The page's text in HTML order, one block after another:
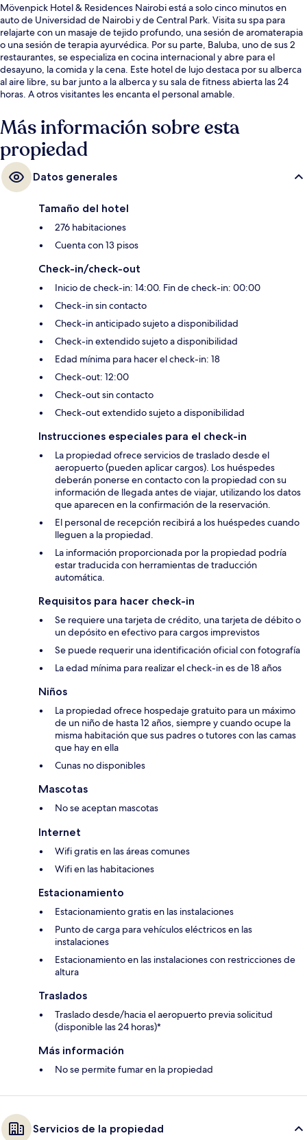
Mövenpick Hotel & Residences Nairobi está a solo cinco minutos en
auto de Universidad de Nairobi y de Central Park. Visita su spa para
relajarte con un masaje de tejido profundo, una sesión de aromaterapia
o una sesión de terapia ayurvédica. Por su parte, Baluba, uno de sus 2
restaurantes, se especializa en cocina internacional y abre para el
desayuno, la comida y la cena. Este hotel de lujo destaca por su alberca
al aire libre, su bar junto a la alberca y su sala de fitness abierta las 24
horas. A otros visitantes les encanta el personal amable.
Más información sobre esta
propiedad
Datos generales
Tamaño del hotel
276 habitaciones
Cuenta con 13 pisos
Check-in/check-out
Inicio de check-in: 14:00. Fin de check-in: 00:00
Check-in sin contacto
Check-in anticipado sujeto a disponibilidad
Check-in extendido sujeto a disponibilidad
Edad mínima para hacer el check-in: 18
Check-out: 12:00
Check-out sin contacto
Check-out extendido sujeto a disponibilidad
Instrucciones especiales para el check-in
La propiedad ofrece servicios de traslado desde el
aeropuerto (pueden aplicar cargos). Los huéspedes
deberán ponerse en contacto con la propiedad con su
información de llegada antes de viajar, utilizando los datos
que aparecen en la confirmación de la reservación.
El personal de recepción recibirá a los huéspedes cuando
lleguen a la propiedad.
La información proporcionada por la propiedad podría
estar traducida con herramientas de traducción
automática.
Requisitos para hacer check-in
Se requiere una tarjeta de crédito, una tarjeta de débito o
un depósito en efectivo para cargos imprevistos
Se puede requerir una identificación oficial con fotografía
La edad mínima para realizar el check-in es de 18 años
Niños
La propiedad ofrece hospedaje gratuito para un máximo
de un niño de hasta 12 años, siempre y cuando ocupe la
misma habitación que sus padres o tutores con las camas
que hay en ella
Cunas no disponibles
Mascotas
No se aceptan mascotas
Internet
Wifi gratis en las áreas comunes
Wifi en las habitaciones
Estacionamiento
Estacionamiento gratis en las instalaciones
Punto de carga para vehículos eléctricos en las
instalaciones
Estacionamiento en las instalaciones con restricciones de
altura
Traslados
Traslado desde/hacia el aeropuerto previa solicitud
(disponible las 24 horas)*
Más información
No se permite fumar en la propiedad
Servicios de la propiedad